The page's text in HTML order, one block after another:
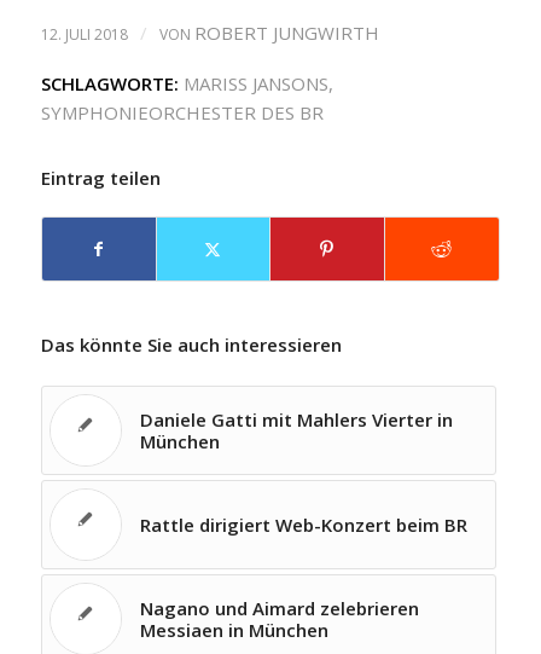
12. JULI 2018 / VON ROBERT JUNGWIRTH
SCHLAGWORTE: MARISS JANSONS,
SYMPHONIEORCHESTER DES BR
Eintrag teilen
Das könnte Sie auch interessieren
Daniele Gatti mit Mahlers Vierter in
München
Rattle dirigiert Web-Konzert beim BR
Nagano und Aimard zelebrieren
Messiaen in München